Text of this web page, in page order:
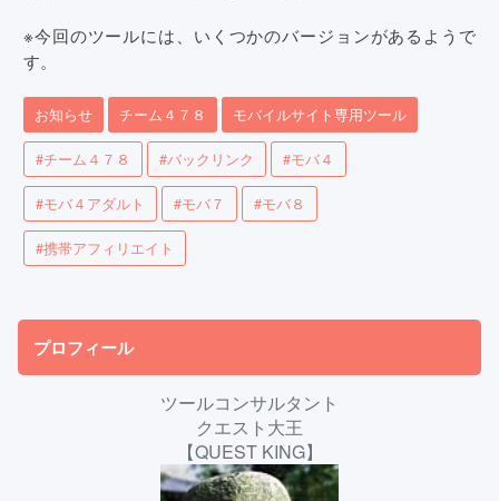
※今回のツールには、いくつかのバージョンがあるようで
す。
お知らせ チーム４７８ モバイルサイト専用ツール
#チーム４７８ #バックリンク #モバ４
#モバ４アダルト #モバ７ #モバ８
#携帯アフィリエイト
プロフィール
ツールコンサルタント
クエスト大王
【QUEST KING】